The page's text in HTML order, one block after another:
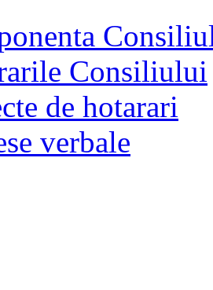
Consiliului
de hotarari
verbale